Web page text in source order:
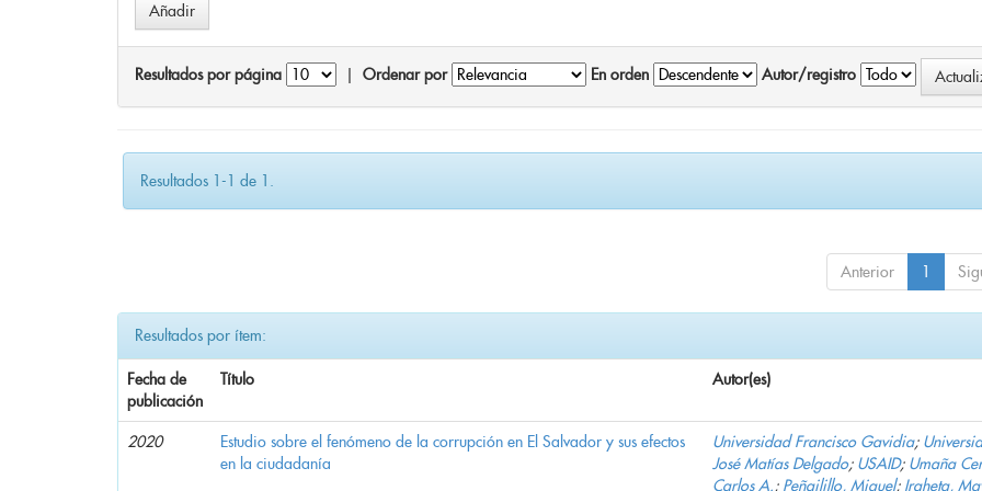
Resultados por página Ordenar por En orden Autor/registro
Resultados 1-1 de 1.
Anterior 1
Resultados por ítem:
Fecha de
publicación
Título Autor(es)
2020
Estudio sobre el fenómeno de la corrupción en El Salvador y sus efectos
en la ciudadanía
Universidad Francisco Gavidia;
José Matías Delgado; USAID; Umaña
Carlos A.; Peñailillo, Miguel; Iraheta,